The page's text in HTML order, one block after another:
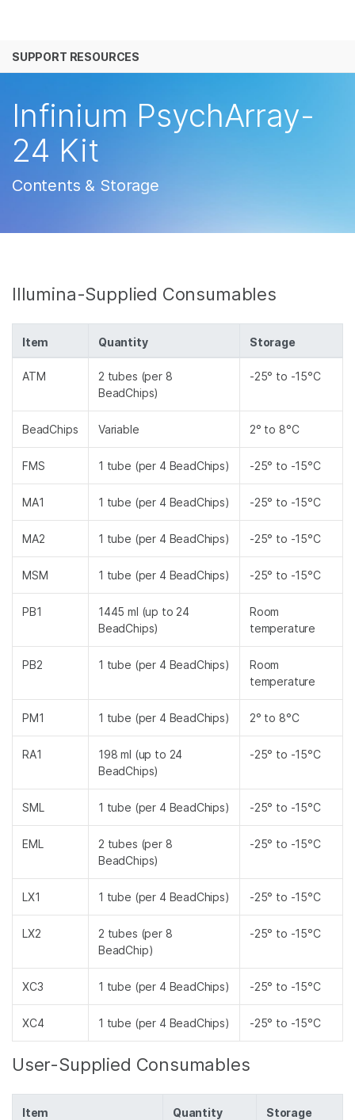
解决方案
公司
SUPPORT RESOURCES
Infinium PsychArray-
24 Kit
Contents & Storage
Illumina-Supplied Consumables
Item Quantity Storage
ATM
2 tubes (per 8
BeadChips)
-25° to -15°C
BeadChips Variable 2° to 8°C
FMS 1 tube (per 4 BeadChips) -25° to -15°C
MA1 1 tube (per 4 BeadChips) -25° to -15°C
MA2 1 tube (per 4 BeadChips) -25° to -15°C
MSM 1 tube (per 4 BeadChips) -25° to -15°C
PB1
1445 ml (up to 24
BeadChips)
Room
temperature
PB2 1 tube (per 4 BeadChips)
Room
temperature
PM1 1 tube (per 4 BeadChips) 2° to 8°C
RA1
198 ml (up to 24
BeadChips)
-25° to -15°C
SML 1 tube (per 4 BeadChips) -25° to -15°C
EML
2 tubes (per 8
BeadChips)
-25° to -15°C
LX1 1 tube (per 4 BeadChips) -25° to -15°C
LX2
2 tubes (per 8
BeadChip)
-25° to -15°C
XC3 1 tube (per 4 BeadChips) -25° to -15°C
XC4 1 tube (per 4 BeadChips) -25° to -15°C
User-Supplied Consumables
Item Quantity Storage
查看更多相关内容。选择您感兴趣的领域:
微生物学
复杂疾病
生殖健康
遗传病和罕见病